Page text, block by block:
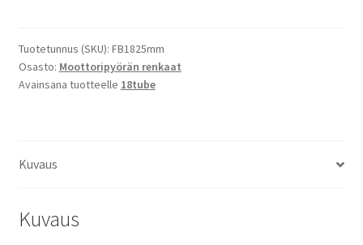
määrä
Tuotetunnus (SKU): FB1825mm
Osasto: Moottoripyörän renkaat
Avainsana tuotteelle 18tube
Kuvaus
Kuvaus